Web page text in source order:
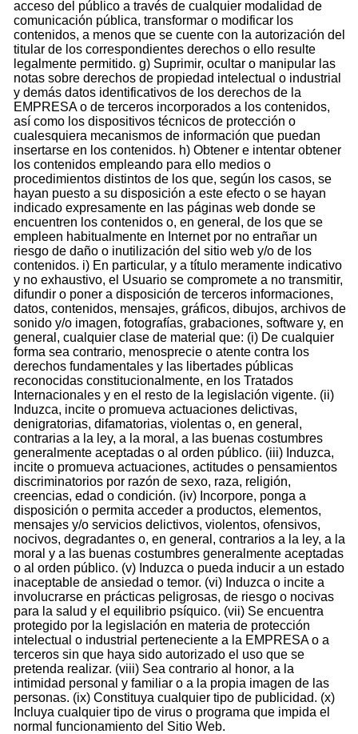
acceso del público a través de cualquier modalidad de
comunicación pública, transformar o modificar los
contenidos, a menos que se cuente con la autorización del
titular de los correspondientes derechos o ello resulte
legalmente permitido. g) Suprimir, ocultar o manipular las
notas sobre derechos de propiedad intelectual o industrial
y demás datos identificativos de los derechos de la
EMPRESA o de terceros incorporados a los contenidos,
así como los dispositivos técnicos de protección o
cualesquiera mecanismos de información que puedan
insertarse en los contenidos. h) Obtener e intentar obtener
los contenidos empleando para ello medios o
procedimientos distintos de los que, según los casos, se
hayan puesto a su disposición a este efecto o se hayan
indicado expresamente en las páginas web donde se
encuentren los contenidos o, en general, de los que se
empleen habitualmente en Internet por no entrañar un
riesgo de daño o inutilización del sitio web y/o de los
contenidos. i) En particular, y a título meramente indicativo
y no exhaustivo, el Usuario se compromete a no transmitir,
difundir o poner a disposición de terceros informaciones,
datos, contenidos, mensajes, gráficos, dibujos, archivos de
sonido y/o imagen, fotografías, grabaciones, software y, en
general, cualquier clase de material que: (i) De cualquier
forma sea contrario, menosprecie o atente contra los
derechos fundamentales y las libertades públicas
reconocidas constitucionalmente, en los Tratados
Internacionales y en el resto de la legislación vigente. (ii)
Induzca, incite o promueva actuaciones delictivas,
denigratorias, difamatorias, violentas o, en general,
contrarias a la ley, a la moral, a las buenas costumbres
generalmente aceptadas o al orden público. (iii) Induzca,
incite o promueva actuaciones, actitudes o pensamientos
discriminatorios por razón de sexo, raza, religión,
creencias, edad o condición. (iv) Incorpore, ponga a
disposición o permita acceder a productos, elementos,
mensajes y/o servicios delictivos, violentos, ofensivos,
nocivos, degradantes o, en general, contrarios a la ley, a la
moral y a las buenas costumbres generalmente aceptadas
o al orden público. (v) Induzca o pueda inducir a un estado
inaceptable de ansiedad o temor. (vi) Induzca o incite a
involucrarse en prácticas peligrosas, de riesgo o nocivas
para la salud y el equilibrio psíquico. (vii) Se encuentra
protegido por la legislación en materia de protección
intelectual o industrial perteneciente a la EMPRESA o a
terceros sin que haya sido autorizado el uso que se
pretenda realizar. (viii) Sea contrario al honor, a la
intimidad personal y familiar o a la propia imagen de las
personas. (ix) Constituya cualquier tipo de publicidad. (x)
Incluya cualquier tipo de virus o programa que impida el
normal funcionamiento del Sitio Web.